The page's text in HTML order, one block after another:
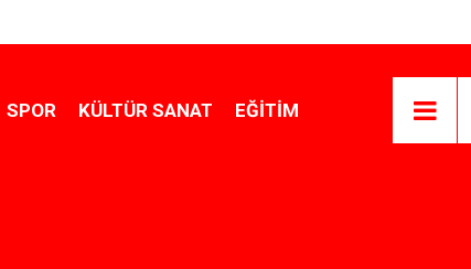
SPOR KÜLTÜR SANAT EĞITIM